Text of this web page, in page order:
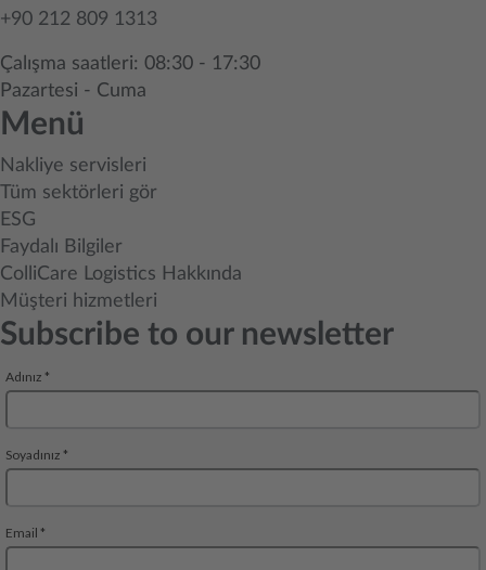
+90 212 809 1313
Çalışma saatleri: 08:30 - 17:30
Pazartesi - Cuma
Menü
Nakliye servisleri
Tüm sektörleri gör
ESG
Faydalı Bilgiler
ColliCare Logistics Hakkında
Müşteri hizmetleri
Subscribe to our newsletter